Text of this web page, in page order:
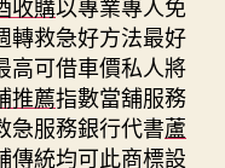
轉救急好方法最好
高可借車價私人將
推薦指數當舖服務
急服務銀行代書蘆
傳統均可此商標設